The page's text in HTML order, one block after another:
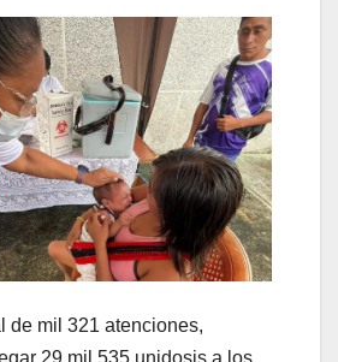
de mil 321 atenciones,
29 mil 535 unidosis a los